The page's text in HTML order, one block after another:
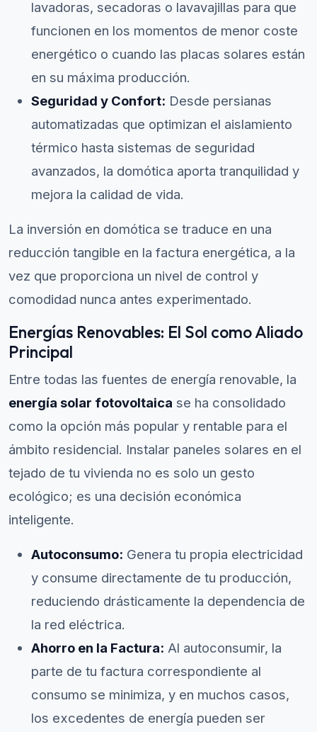
lavadoras, secadoras o lavavajillas para que
funcionen en los momentos de menor coste
energético o cuando las placas solares están
en su máxima producción.
Seguridad y Confort: Desde persianas
automatizadas que optimizan el aislamiento
térmico hasta sistemas de seguridad
avanzados, la domótica aporta tranquilidad y
mejora la calidad de vida.
La inversión en domótica se traduce en una
reducción tangible en la factura energética, a la
vez que proporciona un nivel de control y
comodidad nunca antes experimentado.
Energías Renovables: El Sol como Aliado
Principal
Entre todas las fuentes de energía renovable, la
energía solar fotovoltaica se ha consolidado
como la opción más popular y rentable para el
ámbito residencial. Instalar paneles solares en el
tejado de tu vivienda no es solo un gesto
ecológico; es una decisión económica
inteligente.
Autoconsumo: Genera tu propia electricidad
y consume directamente de tu producción,
reduciendo drásticamente la dependencia de
la red eléctrica.
Ahorro en la Factura: Al autoconsumir, la
parte de tu factura correspondiente al
consumo se minimiza, y en muchos casos,
los excedentes de energía pueden ser